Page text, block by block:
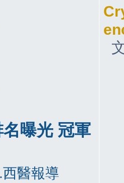
曝光 冠軍
西醫報導